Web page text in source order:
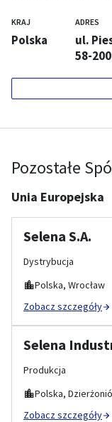
KRAJ
Polska
ADRES
ul.
58-
Pozostałe
Unia Europejska
Selena S.A.
Dystrybucja
Polska, Wrocław
Zobacz szczegóły
Selena
Produkcja
Polska,
Zobacz szczegóły